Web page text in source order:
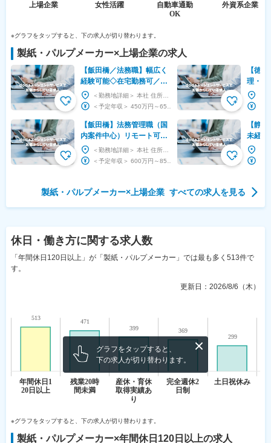
※グラフをタップすると、下の求人が切り替わります。
製紙・パルプメーカー×上場企業の求人
【飯田橋／法務職】幅広く
経験可能◇在宅勤務可／残
業10～20h程／年休123日
／プライム上場
【飯田橋】法務管理職（国
内案件中心）リモート可／
年休123日／ワークライフ
バランス◎／プライム上場
【徳
理・分
業界
バル企
【静
未経験
ショ
高機能
製紙・パルプメーカー× 上場企業 すべての求人を見る
休日・働き方に関する求人数
「年間休日120日以上」が「製紙・パルプメーカー」では最も多く513件で
す。
更新日： 2026/8/6（木）
グラフをタップすると、
下の求人が切り替わります。
※グラフをタップすると、下の求人が切り替わります。
製紙・パルプメーカー×年間休日120日以上の求人